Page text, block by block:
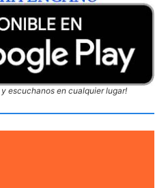
escuchanos en cualquier lugar!